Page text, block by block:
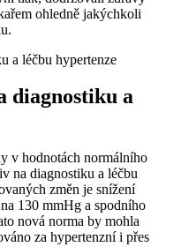
ohledně jakýchkoli
diagnostiku a
v hodnotách normálního
na diagnostiku a léčbu
změn je snížení
130 mmHg a spodního
nová norma by mohla
za hypertenzní i přes